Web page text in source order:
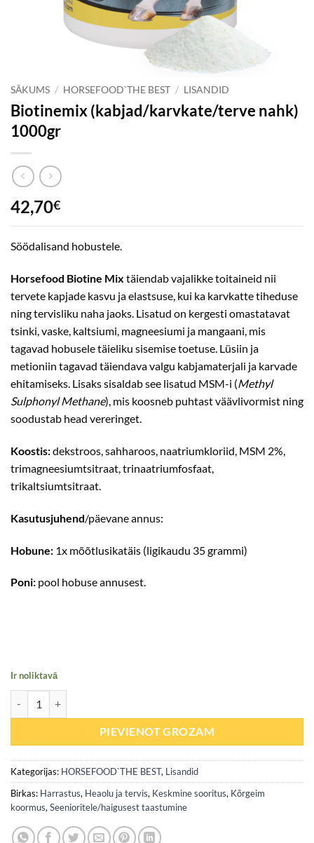
SĀKUMS / HORSEFOOD`THE BEST / LISANDID
Biotinemix (kabjad/karvkate/terve nahk)
1000gr
42,70€
Söödalisand hobustele.
Horsefood Biotine Mix täiendab vajalikke toitaineid nii
tervete kapjade kasvu ja elastsuse, kui ka karvkatte tiheduse
ning tervisliku naha jaoks. Lisatud on kergesti omastatavat
tsinki, vaske, kaltsiumi, magneesiumi ja mangaani, mis
tagavad hobusele täieliku sisemise toetuse. Lüsiin ja
metioniin tagavad täiendava valgu kabjamaterjali ja karvade
ehitamiseks. Lisaks sisaldab see lisatud MSM-i (Methyl
Sulphonyl Methane), mis koosneb puhtast väävlivormist ning
soodustab head vereringet.
Koostis:dekstroos, sahharoos, naatriumkloriid, MSM 2%,
trimagneesiumtsitraat, trinaatriumfosfaat,
trikaltsiumtsitraat.
Kasutusjuhend/päevane annus:
Hobune: 1x mõõtlusikatäis (ligikaudu 35 grammi)
Poni: pool hobuse annusest.
Ir noliktavā
PIEVIENOT GROZAM
Kategorijas: HORSEFOOD`THE BEST, Lisandid
Birkas: Harrastus, Heaolu ja tervis, Keskmine sooritus, Kõrgeim
koormus, Seenioritele/haigusest taastumine